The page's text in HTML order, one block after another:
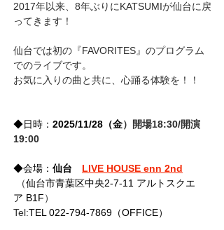
2017年以来、8年ぶりにKATSUMIが仙台に戻
ってきます！
仙台では初の『FAVORITES』のプログラム
でのライブです。
お気に入りの曲と共に、心踊る体験を！！
◆日時： 2025/11/28（金）開場18:30/開演
19:00
◆会場： 仙台 LIVE HOUSE enn 2nd
（仙台市青葉区中央2-7-11 アルトスクエ
ア B1F）
Tel:TEL 022-794-7869（OFFICE）